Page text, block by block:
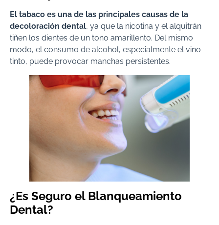
El tabaco es una de las principales causas de la
decoloración dental, ya que la nicotina y el alquitrán
tiñen los dientes de un tono amarillento. Del mismo
modo, el consumo de alcohol, especialmente el vino
tinto, puede provocar manchas persistentes.
¿Es Seguro el Blanqueamiento
Dental?